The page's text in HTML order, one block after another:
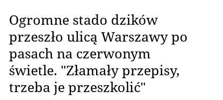
Ogromne stado dzików
przeszło ulicą Warszawy po
pasach na czerwonym
świetle. "Złamały przepisy,
trzeba je przeszkolić"